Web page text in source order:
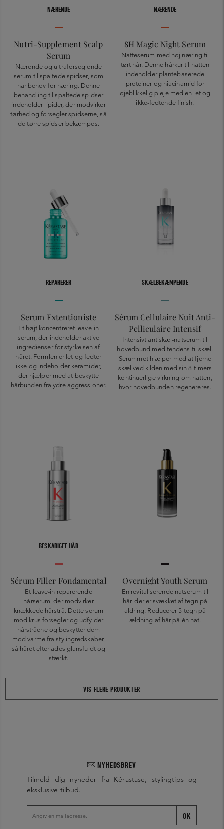
NÆRENDE
Nutri-Supplement Scalp
Serum
Nærende og ultraforseglende
serum til spaltede spidser, som
har behov for næring. Denne
behandling til spaltede spidser
indeholder lipider, der modvirker
tørhed og forsegler spidserne, så
de tørre spidser bekæmpes.
NÆRENDE
8H Magic Night Serum
Natteserum med høj næring til
tørt hår. Denne hårkur til natten
indeholder plantebaserede
proteiner og niacinamid for
øjeblikkelig pleje med en let og
ikke-fedtende finish.
REPARERER
Serum Extentioniste
Et højt koncentreret leave-in
serum, der indeholder aktive
ingredienser for styrkelsen af
håret. Formlen er let og fedter
ikke og indeholder keramider,
der hjælper med at beskytte
hårbunden fra ydre aggressioner.
SKÆLBEKÆMPENDE
Sérum Cellulaire Nuit Anti-
Pelliculaire Intensif
Intensivt antiskæl-natserum til
hovedbund med tendens til skæl.
Serummet hjælper med at fjerne
skæl ved kilden med sin 8-timers
kontinuerlige virkning om natten,
hvor hovedbunden regenereres.
BESKADIGET HÅR
Sérum Filler Fondamental
Et leave-in reparerende
hårserum, der modvirker
knækkede hårstrå. Dette serum
mod krus forsegler og udfylder
hårstråene og beskytter dem
mod varme fra stylingredskaber,
så håret efterlades glansfuldt og
stærkt.
Overnight Youth Serum
En revitaliserende natserum til
hår, der er svækket af tegn på
aldring. Reducerer 5 tegn på
ældning af hår på én nat.
VIS FLERE PRODUKTER
NYHEDSBREV
Tilmeld dig nyheder fra Kérastase, stylingtips og
eksklusive tilbud.
OK